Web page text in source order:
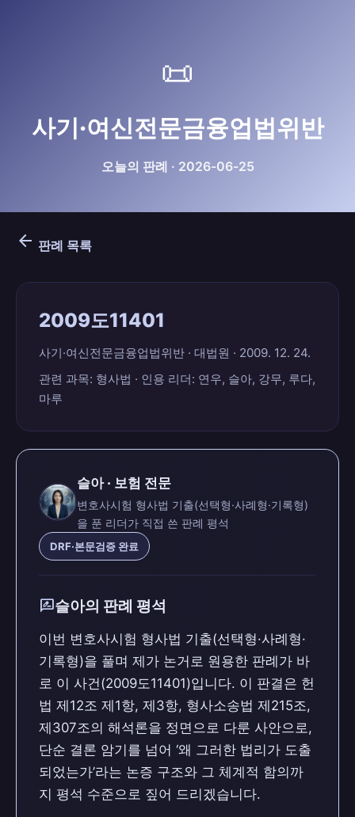
📜
사기·여신전문금융업법위반
오늘의 판례 · 2026-06-25
arrow_back 판례 목록
2009도11401
사기·여신전문금융업법위반 · 대법원 · 2009. 12. 24.
관련 과목: 형사법 · 인용 리더: 연우, 슬아, 강무, 루다,
마루
슬아 · 보험 전문
변호사시험 형사법 기출(선택형·사례형·기록형)
을 푼 리더가 직접 쓴 판례 평석
DRF·본문검증 완료
rate_review슬아의 판례 평석
이번 변호사시험 형사법 기출(선택형·사례형·
기록형)을 풀며 제가 논거로 원용한 판례가 바
로 이 사건(2009도11401)입니다. 이 판결은 헌
법 제12조 제1항, 제3항, 형사소송법 제215조,
제307조의 해석론을 정면으로 다룬 사안으로,
단순 결론 암기를 넘어 ‘왜 그러한 법리가 도출
되었는가’라는 논증 구조와 그 체계적 함의까
지 평석 수준으로 짚어 드리겠습니다.